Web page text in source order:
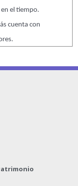
el tiempo.
cuenta con